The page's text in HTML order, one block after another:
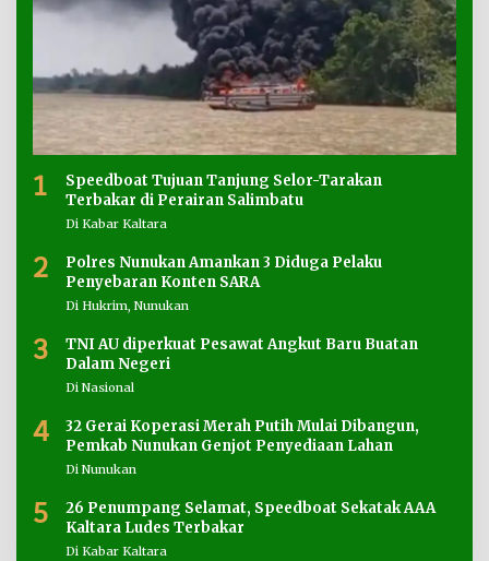
1
Speedboat Tujuan Tanjung Selor-Tarakan
Terbakar di Perairan Salimbatu
Di Kabar Kaltara
2
Polres Nunukan Amankan 3 Diduga Pelaku
Penyebaran Konten SARA
Di Hukrim, Nunukan
3
TNI AU diperkuat Pesawat Angkut Baru Buatan
Dalam Negeri
Di Nasional
4
32 Gerai Koperasi Merah Putih Mulai Dibangun,
Pemkab Nunukan Genjot Penyediaan Lahan
Di Nunukan
5
26 Penumpang Selamat, Speedboat Sekatak AAA
Kaltara Ludes Terbakar
Di Kabar Kaltara